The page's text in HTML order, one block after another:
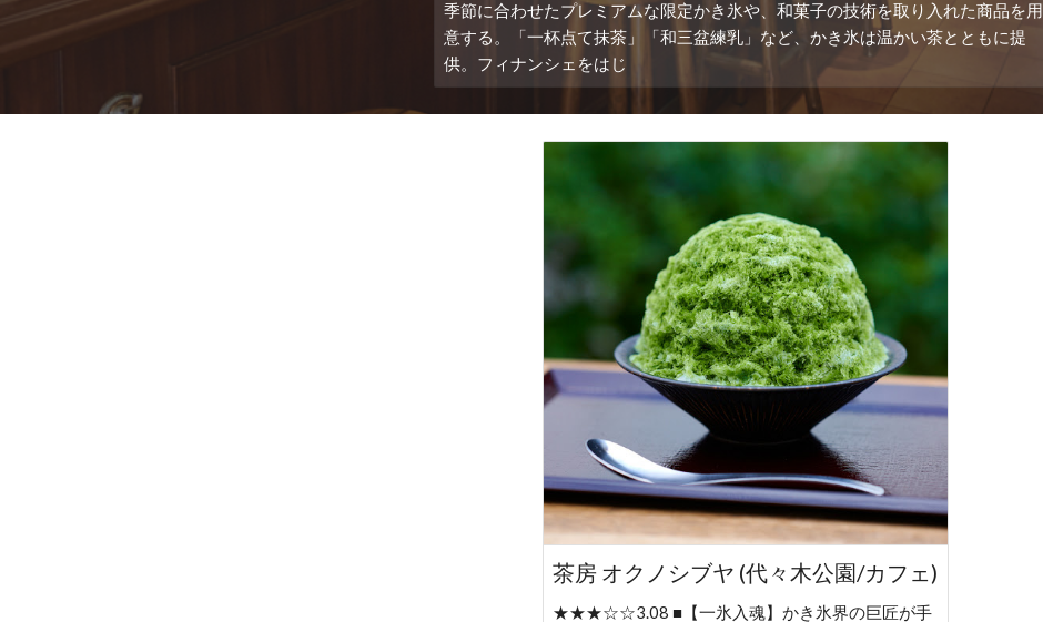
季節に合わせたプレミアムな限定かき氷や、和菓子の技術を取り入れた商品を用
意する。「一杯点て抹茶」「和三盆練乳」など、かき氷は温かい茶とともに提
供。フィナンシェをはじ
茶房 オクノシブヤ (代々木公園/カフェ)
★★★☆☆3.08 ■【一氷入魂】かき氷界の巨匠が手